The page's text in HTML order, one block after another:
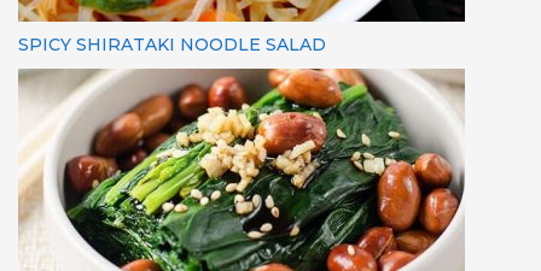
SPICY SHIRATAKI NOODLE SALAD